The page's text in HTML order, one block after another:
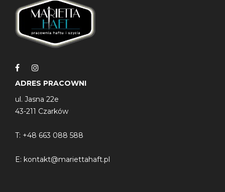
ADRES PRACOWNI
ul. Jasna 22e
43-211 Czarków
T: +48 663 088 588
E: kontakt@mariettahaft.pl